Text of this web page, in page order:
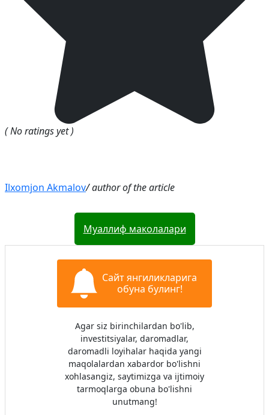
( No ratings yet )
Ilxomjon Akmalov/ author of the article
Муаллиф маколалари
Сайт янгиликларига
обуна булинг!
Agar siz birinchilardan bo'lib,
investitsiyalar, daromadlar,
daromadli loyihalar haqida yangi
maqolalardan xabardor bo'lishni
xohlasangiz, saytimizga va ijtimoiy
tarmoqlarga obuna bo'lishni
unutmang!